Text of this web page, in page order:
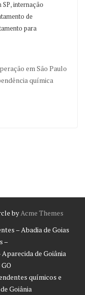
,internação
de
para
em São Paulo
química
byAcme Themes
– Abadia de Goias
–
de Goiânia
químicos e
Goiânia